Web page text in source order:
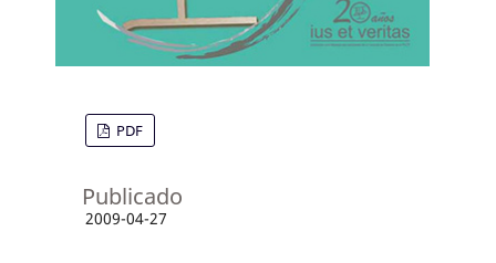
PDF
Publicado
2009-04-27